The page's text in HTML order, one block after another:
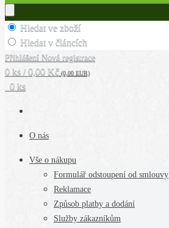
Hledat ve zboží
Hledat v článcích
Přihlášení Nová registrace
0 ks / 0,00 Kč (0,00 EUR)
0 ks
O nás
Vše o nákupu
Formulář odstoupení od smlouvy
Reklamace
Způsob platby a dodání
Služby zákazníkům